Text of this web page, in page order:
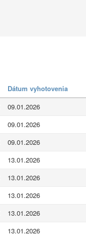
Dátum vyhotovenia
09.01.2026
09.01.2026
09.01.2026
13.01.2026
13.01.2026
13.01.2026
13.01.2026
13.01.2026